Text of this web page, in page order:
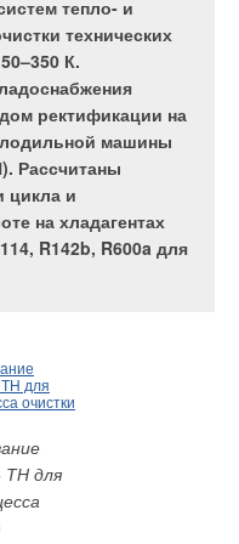
тепло- и
технических
К.
ректификации на
машины
Рассчитаны
цикла и
на хладагентах
R142b, R600a для
ТН для
Франции с
работы на
отопительного
на основе
на севере Франции, в
с предприятием
1962 г. началось
которые могли
зависимости от
газовую горелку,
на сжиженном газе, в
В воздух
назначения, как
вредных
газов) от
его